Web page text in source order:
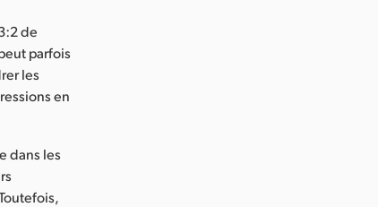
de
parfois
les
en
dans les